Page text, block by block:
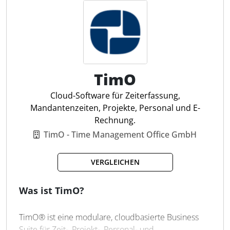
bieten. Zudem erleichtert die Software die
Einhaltung gesetzlicher Vorgaben, indem sie
Vorlagen für Arbeitszeitregelungen bereitstellt.
Steuerfachleuten hilft Clockodo, die Zeiterfassung
Mobile Zeiterfassung
Überstunden berechnen
Projektzeiten erfassen
Automatische Zeitberechnung
Export von Arbeitszeiten
Flexible Arbeitszeitmodelle
TimO
Cloud-Software für Zeiterfassung,
Mandantenzeiten, Projekte, Personal und E-
Rechnung.
TimO - Time Management Office GmbH
VERGLEICHEN
Was ist TimO?
TimO® ist eine modulare, cloudbasierte Business